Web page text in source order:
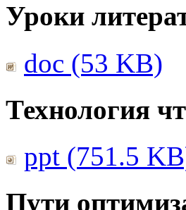
Уроки
doc (53 KB)
Технология
ppt (751.5
Пути